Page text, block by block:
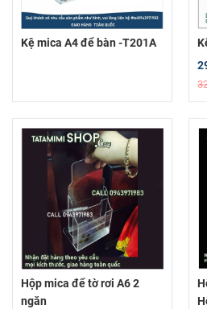
Kệ mica A4 để bàn -T201A
Hộp mica để tờ rơi A6 2
ngăn